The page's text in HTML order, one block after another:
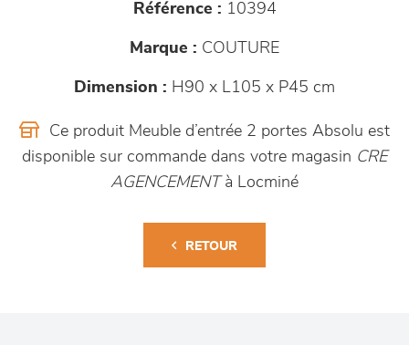
Référence : 10394
Marque : COUTURE
Dimension : H90 x L105 x P45 cm
Ce produit Meuble d’entrée 2 portes Absolu est
disponible sur commande dans votre magasin CRE
AGENCEMENTà Locminé
RETOUR